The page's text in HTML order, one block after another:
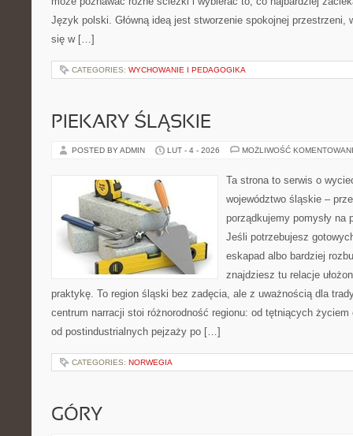
Język polski. Główną ideą jest stworzenie spokojnej przestrzeni,
się w […]
CATEGORIES: WYCHOWANIE I PEDAGOGIKA
PIEKARY ŚLĄSKIE
POSTED BY ADMIN LUT - 4 - 2026 MOŻLIWOŚĆ
Ta strona to serwis o
województwo śląskie –
porządkujemy pomysły na
Jeśli potrzebujesz
eskapad albo bardziej
znajdziesz tu relacje
praktykę. To region śląski bez zadęcia, ale z uważnością dla
centrum narracji stoi różnorodność regionu: od tętniących
od postindustrialnych pejzaży po […]
CATEGORIES: NORWEGIA
GÓRY